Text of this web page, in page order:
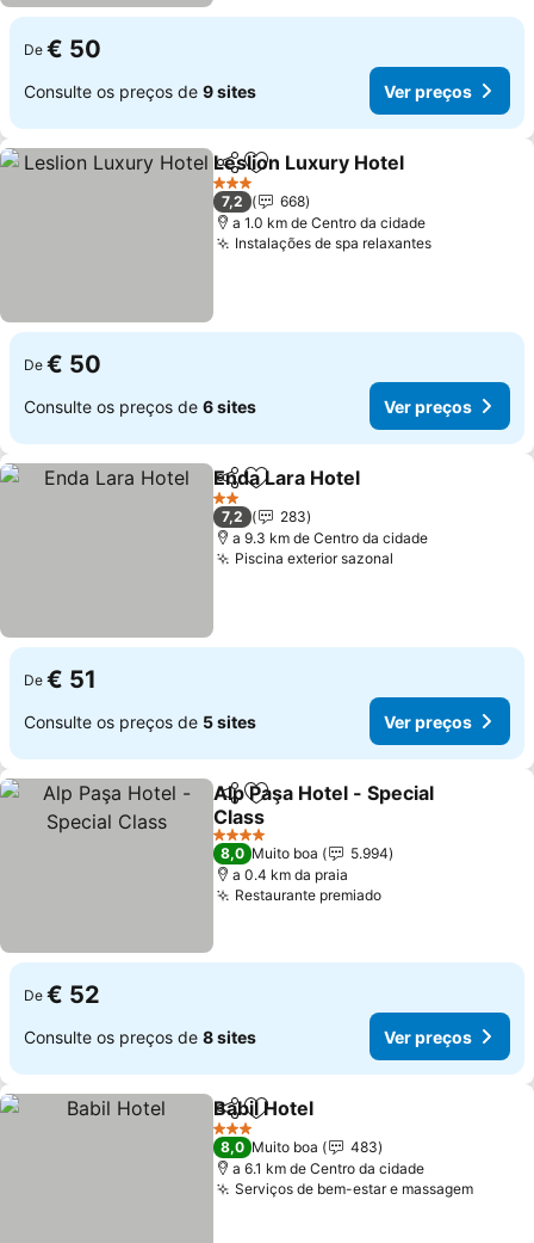
De € 50
Consulte os preços de 9 sites Ver preços
PartilharAdicionar aos favoritos
Leslion Luxury Hotel
3 Estrelas
7,2
668
a 1.0 km de Centro da cidade
Instalações de spa relaxantesVer preços
De € 50
Consulte os preços de 6 sites Ver preços
PartilharAdicionar aos favoritos
Enda Lara Hotel
2 Estrelas
7,2
283
a 9.3 km de Centro da cidade
Piscina exterior sazonal
De € 51
Consulte os preços de 5 sites Ver preços
PartilharAdicionar aos favoritos
Alp Paşa Hotel - Special
Class
Ver preços
4 Estrelas
8,0 Muito boa
5.994
a 0.4 km da praia
Restaurante premiadoVer preços
De € 52
Consulte os preços de 8 sites Ver preços
PartilharAdicionar aos favoritos
Babil Hotel
3 Estrelas
8,0 Muito boa
483
a 6.1 km de Centro da cidade
Serviços de bem-estar e massagemVer